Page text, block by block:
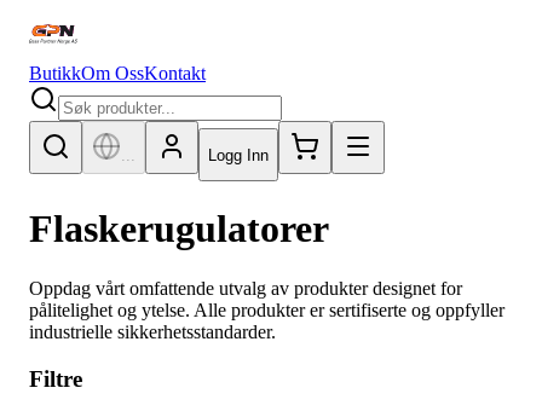
ButikkOm OssKontakt
Logg Inn
Flaskerugulatorer
Oppdag vårt omfattende utvalg av produkter designet for
pålitelighet og ytelse. Alle produkter er sertifiserte og oppfyller
industrielle sikkerhetsstandarder.
Filtre